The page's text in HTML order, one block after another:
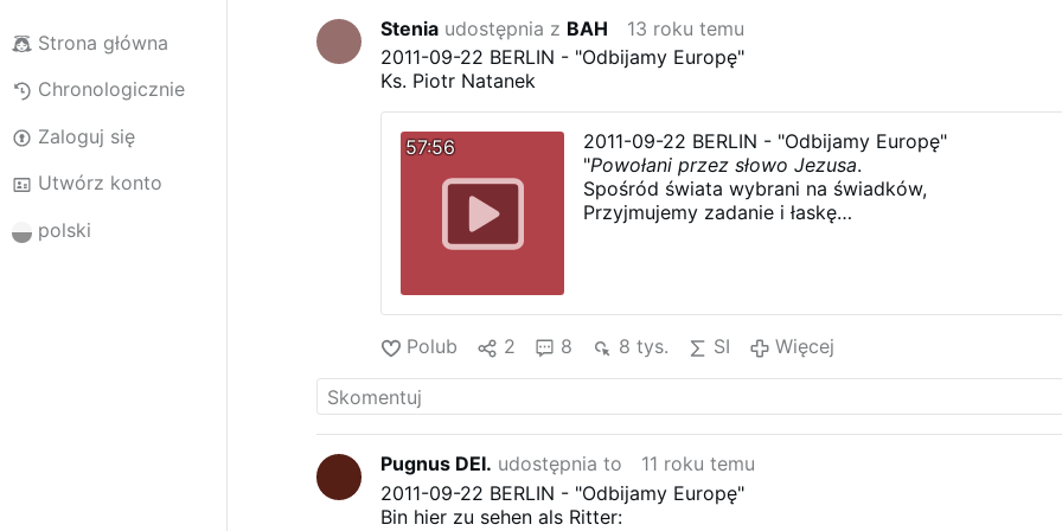
Strona główna
Chronologicznie
Zaloguj się
Utwórz konto
polski
Stenia udostępnia z BAH
13 roku temu
2011-09-22 BERLIN - "Odbijamy Europę"
Ks. Piotr Natanek
57:56
2011-09-22 BERLIN - "Odbijamy Europę"
"Powołani przez słowo Jezusa.
Spośród świata wybrani na świadków,
Przyjmujemy zadanie i łaskę
Tyś nas Mistrzu powołał i posłał do ludzi
Spójrz jak rosną zastępy i Duch Twój się budzi
Czynić uczniów ze wszystkich narodów.
W tej wspólnocie jesteśmy Kościołem,
Uczniem Pana i drogą dla uczniów,
Polub 2 8 8 tys. SI Więcej
Pugnus DEI. udostępnia to
11 roku temu
2011-09-22 BERLIN - "Odbijamy Europę"
Bin hier zu sehen als Ritter: